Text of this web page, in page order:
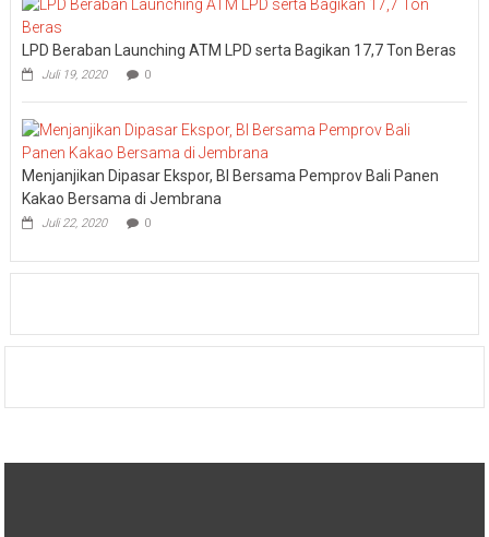
LPD Beraban Launching ATM LPD serta Bagikan 17,7 Ton Beras
Juli 19, 2020 0
Menjanjikan Dipasar Ekspor, BI Bersama Pemprov Bali Panen
Kakao Bersama di Jembrana
Juli 22, 2020 0